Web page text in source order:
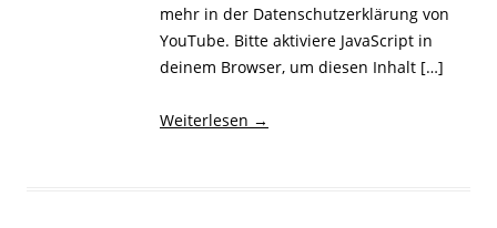
mehr in der Datenschutzerklärung von
YouTube. Bitte aktiviere JavaScript in
deinem Browser, um diesen Inhalt […]
Weiterlesen →